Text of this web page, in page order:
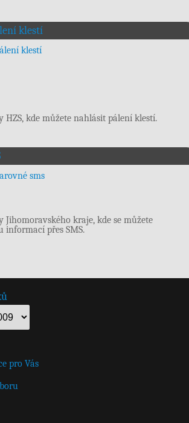
klestí
HZS, kde můžete nahlásit pálení klestí.
Jihomoravského kraje, kde se můžete
informací přes SMS.
pro Vás